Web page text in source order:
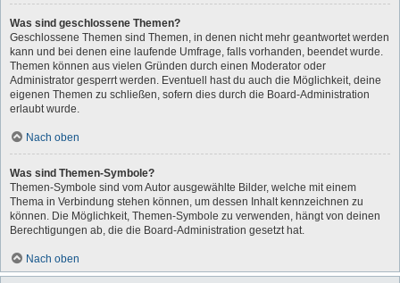
Was sind geschlossene Themen?
Geschlossene Themen sind Themen, in denen nicht mehr geantwortet werden
kann und bei denen eine laufende Umfrage, falls vorhanden, beendet wurde.
Themen können aus vielen Gründen durch einen Moderator oder
Administrator gesperrt werden. Eventuell hast du auch die Möglichkeit, deine
eigenen Themen zu schließen, sofern dies durch die Board-Administration
erlaubt wurde.
Nach oben
Was sind Themen-Symbole?
Themen-Symbole sind vom Autor ausgewählte Bilder, welche mit einem
Thema in Verbindung stehen können, um dessen Inhalt kennzeichnen zu
können. Die Möglichkeit, Themen-Symbole zu verwenden, hängt von deinen
Berechtigungen ab, die die Board-Administration gesetzt hat.
Nach oben